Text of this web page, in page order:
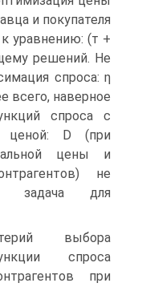
и покупателя
уравнению: (т +
решений. Не
спроса: η
всего, наверное
спроса с
ценой: D (при
цены и
не
задача для
выбора
спроса
при